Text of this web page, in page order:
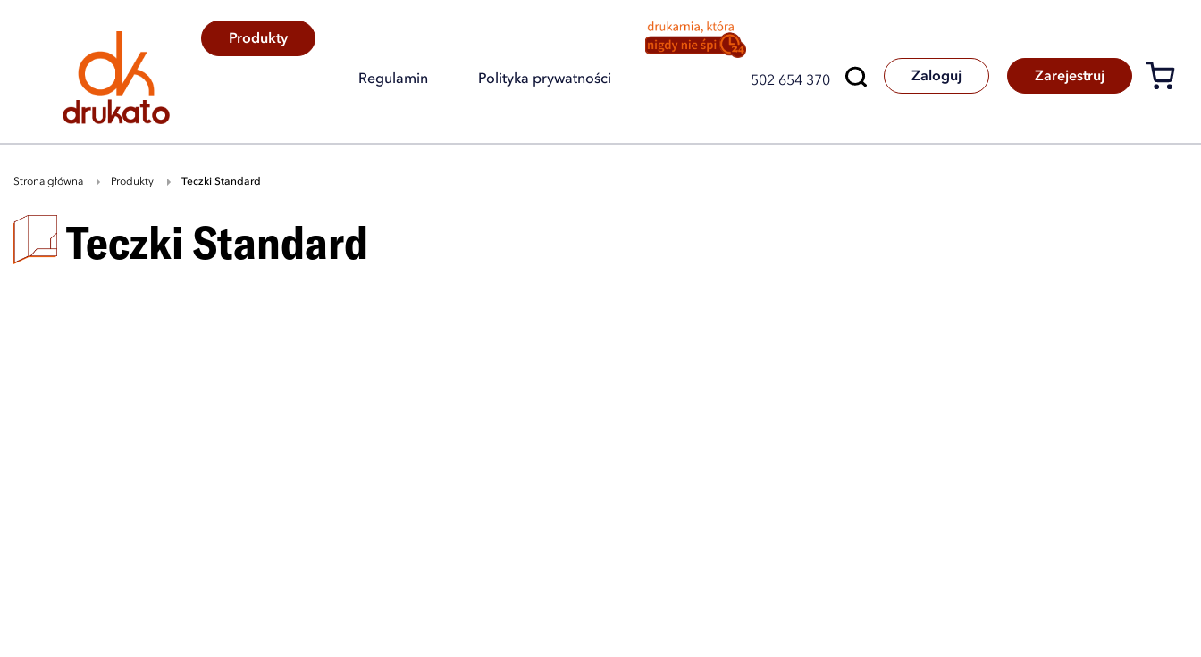
Zaloguj
Zarejestruj
Produkty
Regulamin Polityka prywatności 502 654 370
Strona główna Produkty teczki Standard
teczki Standard